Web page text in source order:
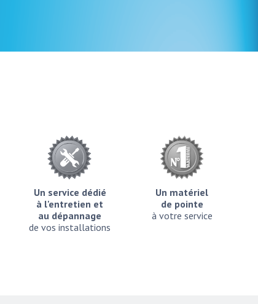
Un service dédié
à l'entretien et
au dépannage
de vos installations
Un matériel
de pointe
à votre service